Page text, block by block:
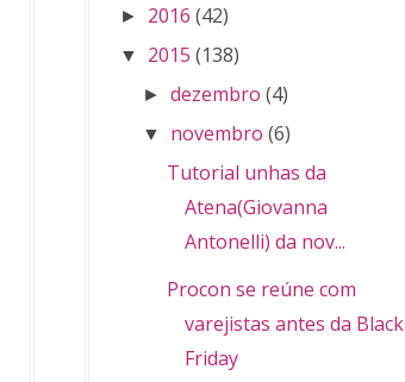
► 2016 (42)
▼ 2015 (138)
►dezembro (4)
▼ novembro (6)
Tutorial unhas da
Atena(Giovanna
Antonelli) da nov...
Procon se reúne com
varejistas antes da Black
Friday